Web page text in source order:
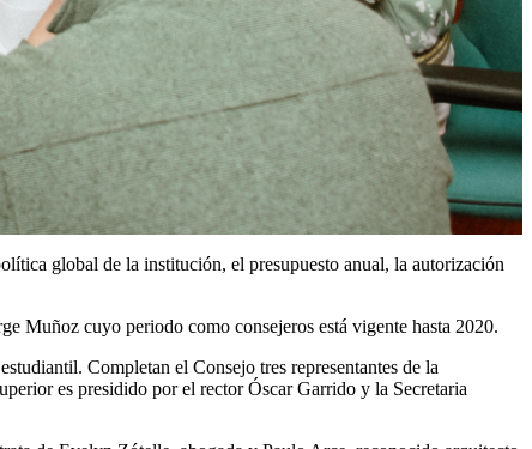
global de la institución, el presupuesto anual, la autorización
Muñoz cuyo periodo como consejeros está vigente hasta 2020.
Completan el Consejo tres representantes de la
es presidido por el rector Óscar Garrido y la Secretaria